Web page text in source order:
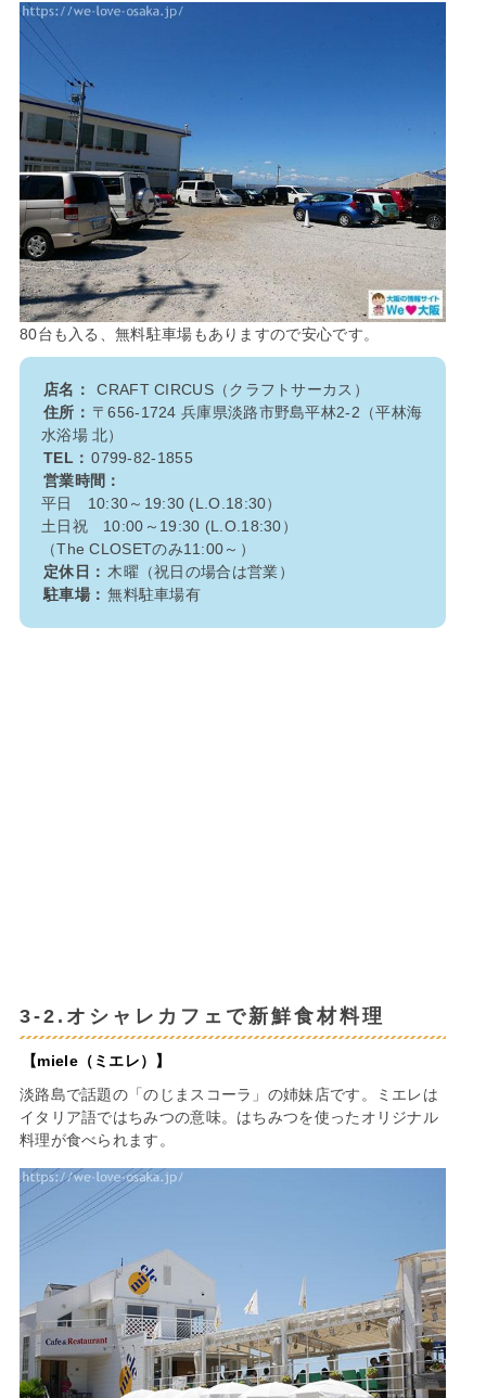
80台も入る、無料駐車場もありますので安心です。
店名：
CRAFT CIRCUS（クラフトサーカス）
住所： 〒656-1724 兵庫県淡路市野島平林2-2（平林海
水浴場 北）
TEL： 0799-82-1855
営業時間：
平日 10:30～19:30 (L.O.18:30）
土日祝 10:00～19:30 (L.O.18:30）
（The CLOSETのみ11:00～）
定休日： 木曜（祝日の場合は営業）
駐車場： 無料駐車場有
3-2.オシャレカフェで新鮮食材料理
【miele（ミエレ）】
淡路島で話題の「のじまスコーラ」の姉妹店です。ミエレは
イタリア語ではちみつの意味。はちみつを使ったオリジナル
料理が食べられます。